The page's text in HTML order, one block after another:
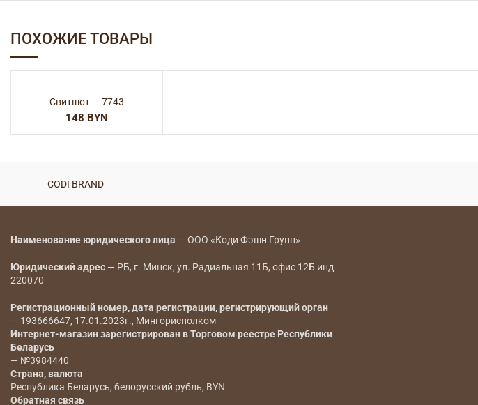
ПОХОЖИЕ ТОВАРЫ
Свитшот — 7743
BYN
CODI BRAND
Наименование юридического лица — ООО «Коди Фэшн Групп»
Юридический адрес — РБ, г. Минск, ул. Радиальная 11Б, офис 12Б инд
220070
Регистрационный номер, дата регистрации, регистрирующий орган
— 193666647, 17.01.2023г., Мингорисполком
Интернет-магазин зарегистрирован в Торговом реестре Республики
Беларусь
— №3984440
Страна, валюта
Республика Беларусь, белорусский рубль, BYN
Обратная связь